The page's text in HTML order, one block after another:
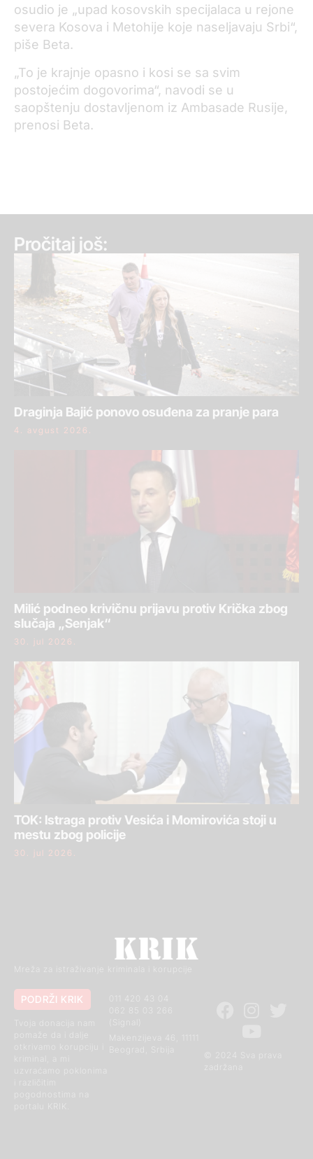
osudio je „upad kosovskih specijalaca u rejone
severa Kosova i Metohije koje naseljavaju Srbi“,
piše Beta.
„To je krajnje opasno i kosi se sa svim
postojećim dogovorima“, navodi se u
saopštenju dostavljenom iz Ambasade Rusije,
prenosi Beta.
Pročitaj još:
Draginja Bajić ponovo osuđena za pranje para
4. avgust 2026.
Milić podneo krivičnu prijavu protiv Krička zbog
slučaja „Senjak“
30. jul 2026.
TOK: Istraga protiv Vesića i Momirovića stoji u
mestu zbog policije
30. jul 2026.
Mreža za istraživanje kriminala i korupcije
© 2024 Sva prava
011 420 43 04
Makenzijeva 46, 11111
PODRŽI KRIK
otkrivamo korupciju i
kriminal, a mi
uzvraćamo poklonima
i različitim
pogodnostima na
portalu KRIK.